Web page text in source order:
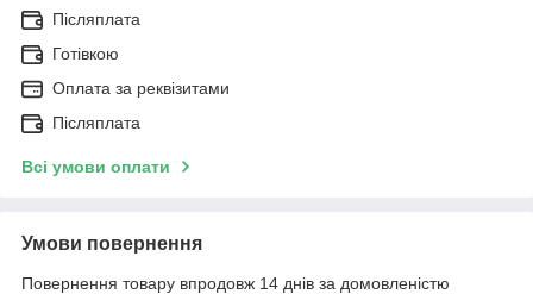
Післяплата
Готівкою
Оплата за реквізитами
Післяплата
Всі умови оплати
Умови повернення
Повернення товару впродовж 14 днів за домовленістю